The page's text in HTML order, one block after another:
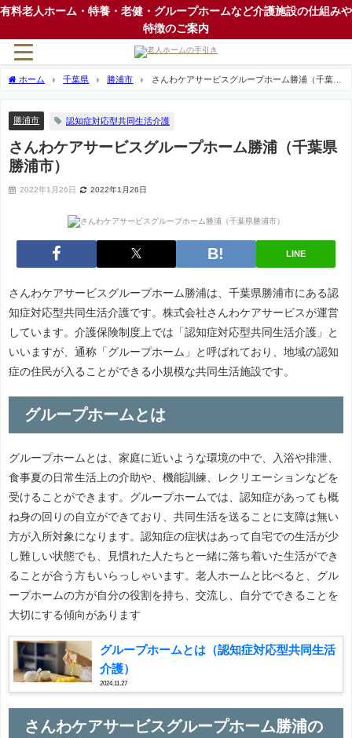
有料老人ホーム・特養・老健・グループホームなど介護施設の仕組みや
特徴のご案内
ホーム 千葉県 勝浦市
さんわケアサービスグループホーム勝浦（千葉県
勝浦市 認知症対応型共同生活介護
さんわケアサービスグループホーム勝浦（千葉県
勝浦市）
2022年1月26日 2022年1月26日
LINE
さんわケアサービスグループホーム勝浦は、千葉県勝浦市にある認
知症対応型共同生活介護です。株式会社さんわケアサービスが運営
しています。介護保険制度上では「認知症対応型共同生活介護」と
いいますが、通称「グループホーム」と呼ばれており、地域の認知
症の住民が入ることができる小規模な共同生活施設です。
グループホームとは
グループホームとは、家庭に近いような環境の中で、入浴や排泄、
食事夏の日常生活上の介助や、機能訓練、レクリエーションなどを
受けることができます。グループホームでは、認知症があっても概
ね身の回りの自立ができており、共同生活を送ることに支障は無い
方が入所対象になります。認知症の症状はあって自宅での生活が少
し難しい状態でも、見慣れた人たちと一緒に落ち着いた生活ができ
ることが合う方もいらっしゃいます。老人ホームと比べると、グル
ープホームの方が自分の役割を持ち、交流し、自分でできることを
大切にする傾向があります
グループホームとは（認知症対応型共同生活
介護）
2024.11.27
さんわケアサービスグループホーム勝浦の